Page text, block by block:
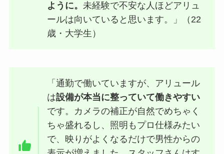
ように。未経験で不安な人ほどアリュ
ールは向いていると思います。」（22
歳・大学生）
「通勤で働いていますが、アリュール
は設備が本当に整っていて働きやすい
です。カメラの補正が自然でめちゃく
ちゃ盛れるし、照明もプロ仕様みたい
で、映りがよくなるだけで男性からの